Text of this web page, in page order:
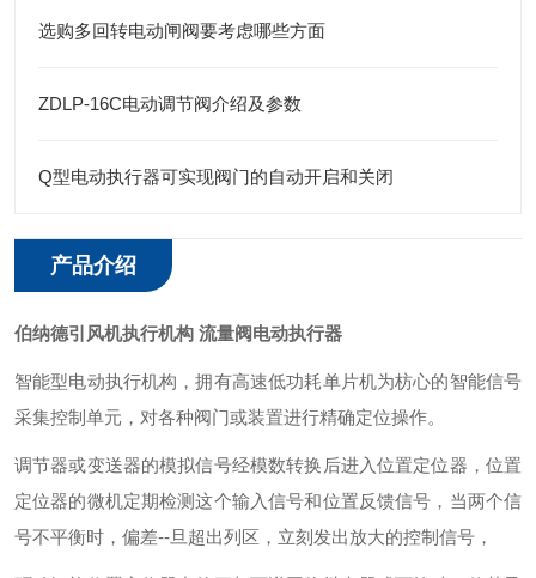
选购多回转电动闸阀要考虑哪些方面
ZDLP-16C电动调节阀介绍及参数
Q型电动执行器可实现阀门的自动开启和关闭
产品介绍
伯纳德引风机执行机构 流量阀电动执行器
智能型电动执行机构，拥有高速低功耗单片机为枋心的智能信号
采集控制单元，对各种阀门或装置进行精确定位操作。
调节器或变送器的模拟信号经模数转换后进入位置定位器，位置
定位器的微机定期检测这个输入信号和位置反馈信号，当两个信
号不平衡时，偏差--旦超出列区，立刻发出放大的控制信号，